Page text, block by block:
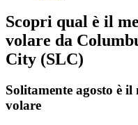
Scopri qual è il
volare da
City (SLC)
Solitamente agosto è il
volare